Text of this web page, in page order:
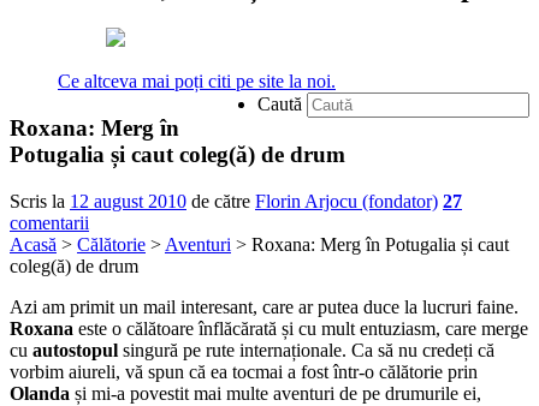
Ce altceva mai poți citi pe site la noi.
Caută
Roxana: Merg în
Potugalia și caut coleg(ă) de drum
Scris la 12 august 2010 de către Florin Arjocu (fondator) 27
comentarii
Acasă > Călătorie > Aventuri > Roxana: Merg în Potugalia și caut
coleg(ă) de drum
Azi am primit un mail interesant, care ar putea duce la lucruri faine.
Roxana este o călătoare înflăcărată și cu mult entuziasm, care merge
cu autostopul singură pe rute internaționale. Ca să nu credeți că
vorbim aiureli, vă spun că ea tocmai a fost într-o călătorie prin
Olanda și mi-a povestit mai multe aventuri de pe drumurile ei,